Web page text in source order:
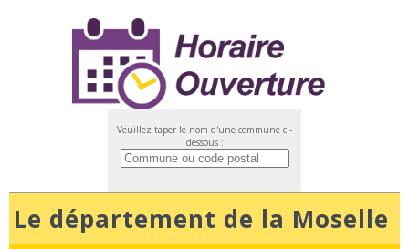
Veuillez taper le nom d'une commune ci-
dessous :
Le département de la Moselle